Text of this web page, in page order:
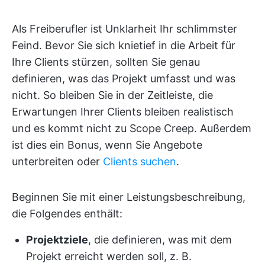
Als Freiberufler ist Unklarheit Ihr schlimmster
Feind. Bevor Sie sich knietief in die Arbeit für
Ihre Clients stürzen, sollten Sie genau
definieren, was das Projekt umfasst und was
nicht. So bleiben Sie in der Zeitleiste, die
Erwartungen Ihrer Clients bleiben realistisch
und es kommt nicht zu Scope Creep. Außerdem
ist dies ein Bonus, wenn Sie Angebote
unterbreiten oder Clients suchen.
Beginnen Sie mit einer Leistungsbeschreibung,
die Folgendes enthält:
Projektziele, die definieren, was mit dem
Projekt erreicht werden soll, z. B.